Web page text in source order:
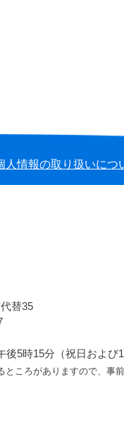
人情報の取り扱いにつ
替35
5時15分（祝日および
ころがありますので、事前